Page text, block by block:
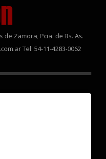
de Zamora, Pcia. de Bs. As.
Tel: 54-11-4283-0062